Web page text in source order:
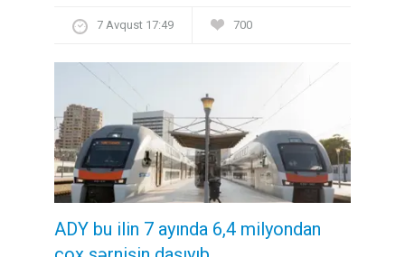
7 Avqust 17:49 700
ADY bu ilin 7 ayında 6,4 milyondan